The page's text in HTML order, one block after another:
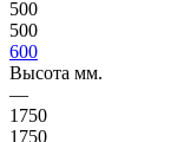
500
500
600
Высота мм.
—
1750
1750